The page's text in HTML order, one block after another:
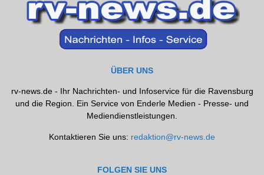
ÜBER UNS
rv-news.de - Ihr Nachrichten- und Infoservice für die Ravensburg
und die Region. Ein Service von Enderle Medien - Presse- und
Mediendienstleistungen.
Kontaktieren Sie uns: redaktion@rv-news.de
FOLGEN SIE UNS